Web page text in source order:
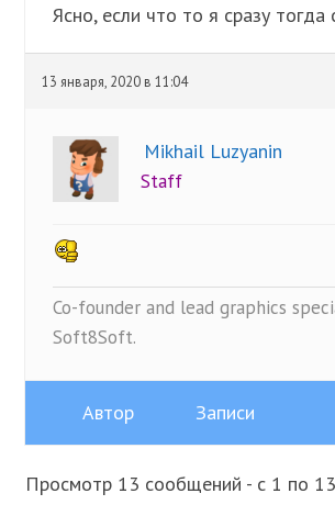
Ясно, если что то я сразу
13 января, 2020 в 11:04
Mikhail Luzyanin
Staff
Co-founder and lead graphics
Soft8Soft.
Автор Записи
Просмотр 13 сообщений - с 1 по